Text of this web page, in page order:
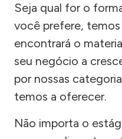
Seja qual for o
você prefere,
encontrará o
seu negócio a
por nossas
temos a oferecer.
Não importa o